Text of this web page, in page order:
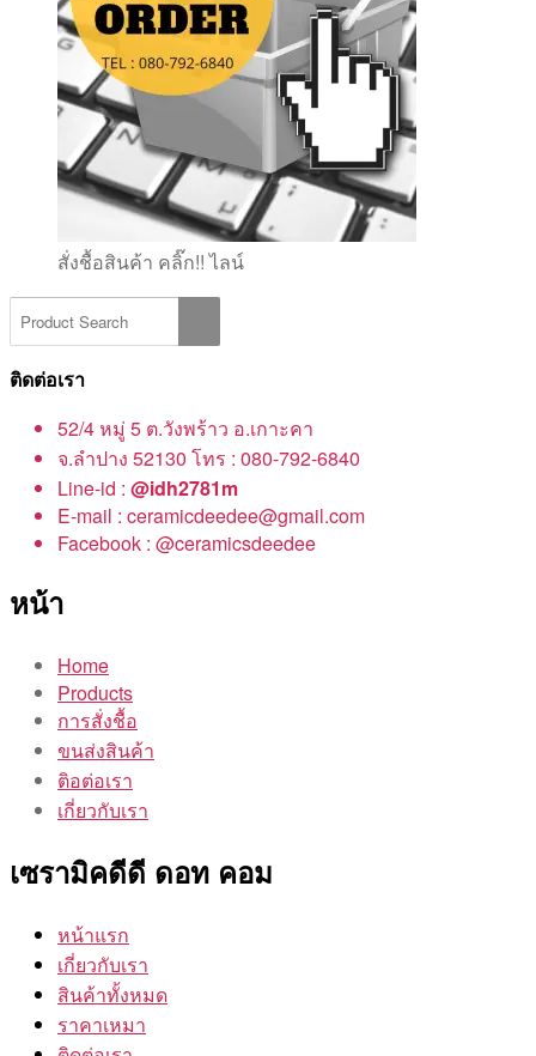
สั่งชื้อสินค้า คลิ๊ก!! ไลน์
ติดต่อเรา
52/4 หมู่ 5 ต.วังพร้าว อ.เกาะคา
จ.ลำปาง 52130 โทร : 080-792-6840
Line-id : @idh2781m
E-mail : ceramicdeedee@gmail.com
Facebook : @ceramicsdeedee
หน้า
Home
Products
การสั่งชื้อ
ขนส่งสินค้า
ติอต่อเรา
เกี่ยวกับเรา
เซรามิคดีดี ดอท คอม
หน้าแรก
เกี่ยวกับเรา
สินค้าทั้งหมด
ราคาเหมา